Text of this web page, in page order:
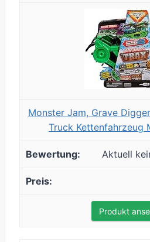
Monster Jam, Grave
Truck Kettenfahrzeug
Aktuell
Produkt